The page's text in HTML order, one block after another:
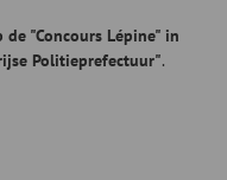
"Concours Lépine" in
Politieprefectuur".